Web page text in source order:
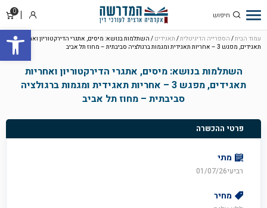
פתח
0
סל
התחבר
עמוד הבית/ הספרייה הדיגיטלית/ תאגידים / השתלמות בנושא: מיסים, אתגרי הדירקטוריון ואחריות
תאגידים, מפגש 3 – אחריות תאגידית ומגמות ברגולציה סביבתית – מחוז תל אביב
השתלמות בנושא: מיסים, אתגרי הדירקטוריון ואחריות
תאגידים, מפגש 3 – אחריות תאגידית ומגמות ברגולציה
סביבתית – מחוז תל אביב
פרטי ההכשרה
מתי
רביעי01/07/26
מחיר